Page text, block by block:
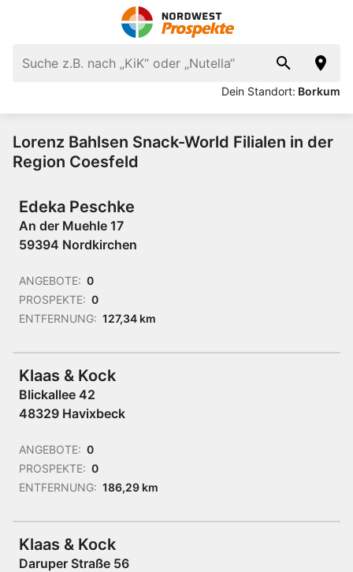
Dein Standort: Borkum
Lorenz Bahlsen Snack-World Filialen in der
Region Coesfeld
Edeka Peschke
An der Muehle 17
59394 Nordkirchen
ANGEBOTE: 0
PROSPEKTE: 0
ENTFERNUNG: 127,34 km
Klaas & Kock
Blickallee 42
48329 Havixbeck
ANGEBOTE: 0
PROSPEKTE: 0
ENTFERNUNG: 186,29 km
Klaas & Kock
Daruper Straße 56